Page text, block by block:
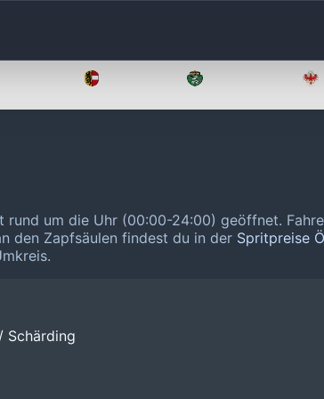
rund um die Uhr (00:00-24:00) geöffnet.
den Zapfsäulen findest du in der Spritpreise
Schärding